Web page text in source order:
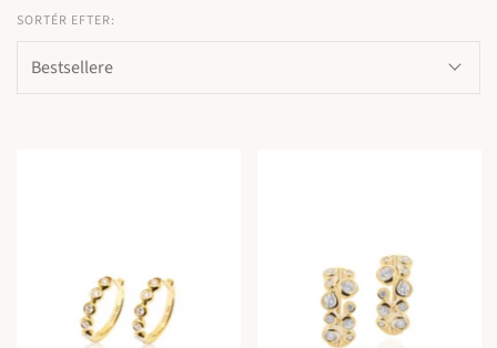
SORTÉR EFTER: